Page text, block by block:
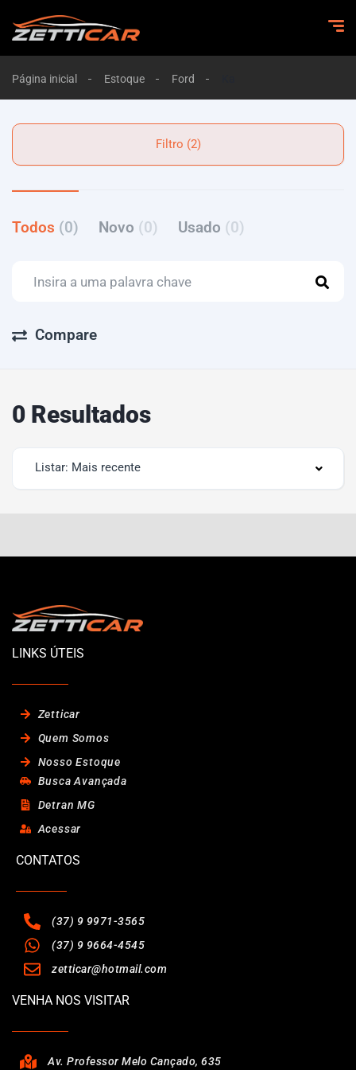
Página inicial Estoque Ford
Filtro (2)
Todos (0) Novo (0) Usado (0)
Compare
0 Resultados
Listar: Mais recente
LINKS ÚTEIS
Zetticar
Quem Somos
Nosso Estoque
Busca Avançada
Detran MG
Acessar
CONTATOS
(37) 9 9971-3565
(37) 9 9664-4545
zetticar@hotmail.com
VENHA NOS VISITAR
Av. Professor Melo Cançado, 635